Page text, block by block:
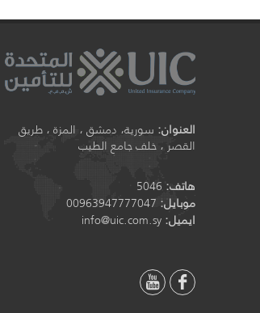
العنوان: سورية، دمشق ، المزة ، طريق
القصر ، خلف جامع الطيب
هاتف: 5046
موبايل: 00963947777047
ايميل: info@uic.com.sy